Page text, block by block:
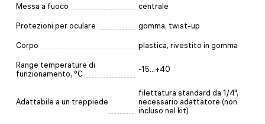
Messa a fuoco centrale
Protezioni per oculare gomma, twist-up
Corpo plastica, rivestito in gomma
Range temperature di
funzionamento, °C
-15...+40
Adattabile a un treppiede
filettatura standard da 1/4",
necessario adattatore (non
incluso nel kit)